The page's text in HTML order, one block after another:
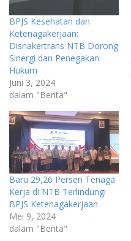
BPJS Kesehatan dan
Ketenagakerjaan:
Disnakertrans NTB Dorong
Sinergi dan Penegakan
Hukum
Juni 3, 2024
dalam "Berita"
Baru 29,26 Persen Tenaga
Kerja di NTB Terlindungi
BPJS Ketenagakerjaan
Mei 9, 2024
dalam "Berita"